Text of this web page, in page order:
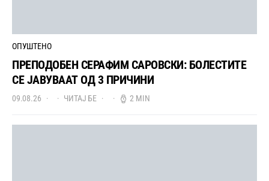
ОПУШТЕНО
ПРЕПОДОБЕН СЕРАФИМ САРОВСКИ: БОЛЕСТИТЕ
СЕ ЈАВУВААТ ОД 3 ПРИЧИНИ
09.08.26 ЧИТАЈ БЕ 2 MIN